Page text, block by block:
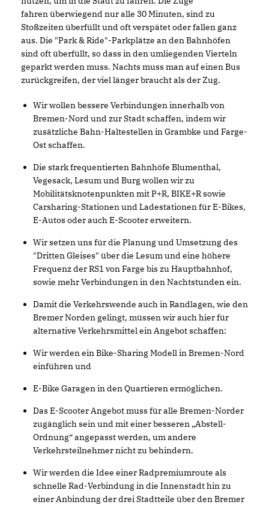
fahren überwiegend nur alle 30 Minuten, sind zu
Stoßzeiten überfüllt und oft verspätet oder fallen ganz
aus. Die "Park & Ride"-Parkplätze an den Bahnhöfen
sind oft überfüllt, so dass in den umliegenden Vierteln
geparkt werden muss. Nachts muss man auf einen Bus
zurückgreifen, der viel länger braucht als der Zug.
Wir wollen bessere Verbindungen innerhalb von
Bremen-Nord und zur Stadt schaffen, indem wir
zusätzliche Bahn-Haltestellen in Grambke und Farge-
Ost schaffen.
Die stark frequentierten Bahnhöfe Blumenthal,
Vegesack, Lesum und Burg wollen wir zu
Mobilitätsknotenpunkten mit P+R, BIKE+R sowie
Carsharing-Stationen und Ladestationen für E-Bikes,
E-Autos oder auch E-Scooter erweitern.
Wir setzen uns für die Planung und Umsetzung des
"Dritten Gleises" über die Lesum und eine höhere
Frequenz der RS1 von Farge bis zu Hauptbahnhof,
sowie mehr Verbindungen in den Nachtstunden ein.
Damit die Verkehrswende auch in Randlagen, wie den
Bremer Norden gelingt, müssen wir auch hier für
alternative Verkehrsmittel ein Angebot schaffen:
Wir werden ein Bike-Sharing Modell in Bremen-Nord
einführen und
E-Bike Garagen in den Quartieren ermöglichen.
Das E-Scooter Angebot muss für alle Bremen-Norder
zugänglich sein und mit einer besseren „Abstell-
Ordnung“ angepasst werden, um andere
Verkehrsteilnehmer nicht zu behindern.
Wir werden die Idee einer Radpremiumroute als
schnelle Rad-Verbindung in die Innenstadt hin zu
einer Anbindung der drei Stadtteile über den Bremer